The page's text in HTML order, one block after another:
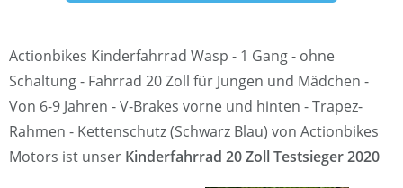
Actionbikes Kinderfahrrad Wasp - 1 Gang - ohne
Schaltung - Fahrrad 20 Zoll für Jungen und Mädchen -
Von 6-9 Jahren - V-Brakes vorne und hinten - Trapez-
Rahmen - Kettenschutz (Schwarz Blau) von Actionbikes
Motors ist unser Kinderfahrrad 20 Zoll Testsieger 2020